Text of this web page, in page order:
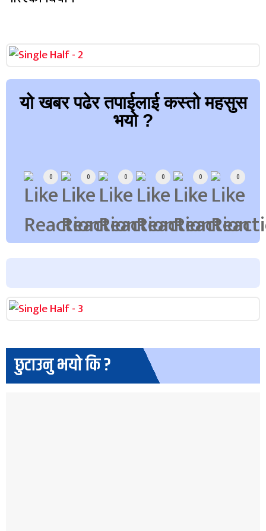
यो खबर पढेर तपाईलाई कस्तो महसुस
भयो ?
0 0 0 0 0 0
छुटाउनु भयो कि ?